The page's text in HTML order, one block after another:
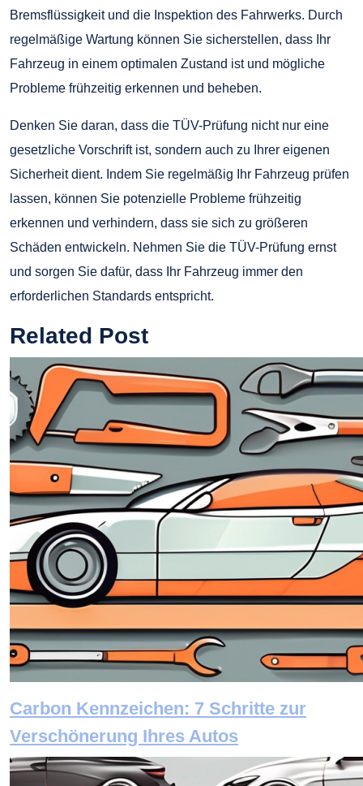
Bremsflüssigkeit und die Inspektion des Fahrwerks. Durch
regelmäßige Wartung können Sie sicherstellen, dass Ihr
Fahrzeug in einem optimalen Zustand ist und mögliche
Probleme frühzeitig erkennen und beheben.
Denken Sie daran, dass die TÜV-Prüfung nicht nur eine
gesetzliche Vorschrift ist, sondern auch zu Ihrer eigenen
Sicherheit dient. Indem Sie regelmäßig Ihr Fahrzeug prüfen
lassen, können Sie potenzielle Probleme frühzeitig
erkennen und verhindern, dass sie sich zu größeren
Schäden entwickeln. Nehmen Sie die TÜV-Prüfung ernst
und sorgen Sie dafür, dass Ihr Fahrzeug immer den
erforderlichen Standards entspricht.
Related Post
Carbon Kennzeichen: 7 Schritte zur
Verschönerung Ihres Autos